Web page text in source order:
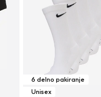
6 delno pakiranje
Unisex